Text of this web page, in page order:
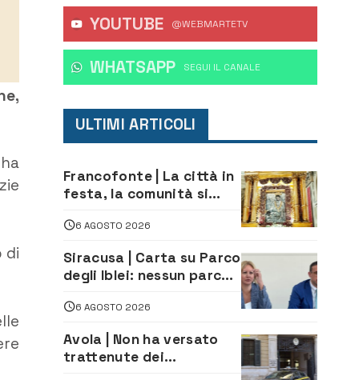
di
YOUTUBE @WEBMARTETV
WHATSAPP ‎SEGUI IL CANALE
ULTIMI ARTICOLI
Francofonte | La città in
festa, la comunità si
della Neve tra fede e
tradizione
6 AGOSTO 2026
Siracusa | Carta su Parco
degli Iblei: nessun parco
comunità e il territorio
6 AGOSTO 2026
Avola | Non ha versato
trattenute dei